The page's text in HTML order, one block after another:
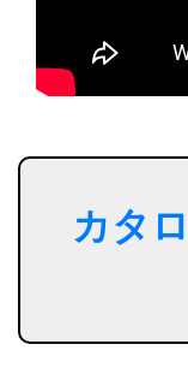
カタ